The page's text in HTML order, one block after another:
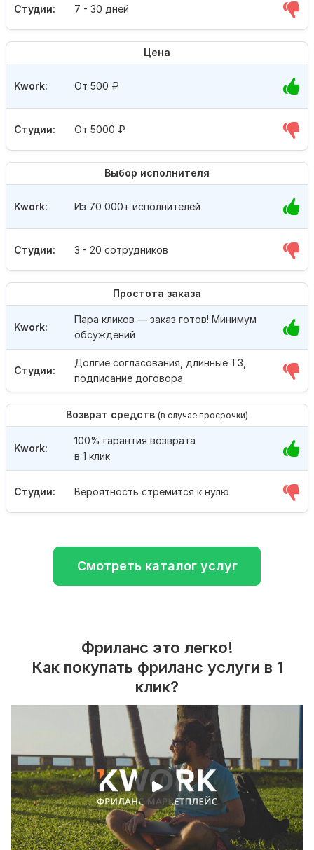
Студии: 7 - 30 дней
Цена
Студии: От 5000 ₽
Kwork: От 500 ₽
Выбор исполнителя
Студии: 3 - 20 сотрудников
Kwork: Из 70 000+ исполнителей
Простота заказа
Студии:
Долгие согласования, длинные ТЗ,
подписание договора
Kwork:
Пара кликов — заказ готов! Минимум
обсуждений
Возврат средств (в случае просрочки)
Студии: Вероятность стремится к нулю
Kwork:
100% гарантия возврата
в 1 клик
Смотреть каталог услуг
Фриланс это легко!
Как покупать фриланс услуги в 1
клик?